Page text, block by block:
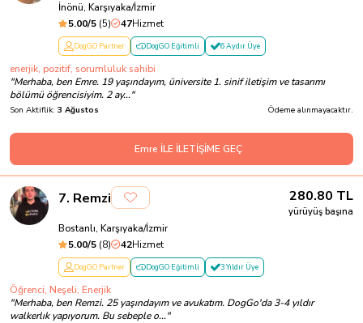
İnönü, Karşıyaka/İzmir
5.00/5 (5) 47Hizmet
DogGO Partner DogGO Eğitimli 6 Aydır Üye
enerjik, pozitif, sorumluluk sahibi
"Merhaba, ben Emre. 19 yaşındayım, üniversite 1. sinif iletişim ve tasarımı
bölümü öğrencisiyim. 2 ay..."
Son Aktiflik: 3 Ağustos Ödeme alınmayacaktır.
Emre İLE İLETİŞİME GEÇ
7. Remzi 280.80 TL
yürüyüş başına
Bostanlı, Karşıyaka/İzmir
5.00/5 (8) 42Hizmet
DogGO Partner DogGO Eğitimli 3 Yıldır Üye
Öğrenci, Neşeli, Enerjik
"Merhaba, ben Remzi. 25 yaşındayım ve avukatım. DogGo'da 3-4 yıldır
walkerlık yapıyorum. Bu sebeple o..."